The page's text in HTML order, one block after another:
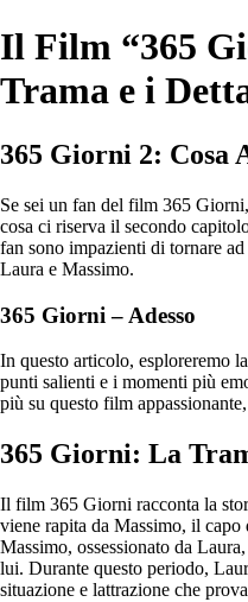
Il Film “365
Trama e i
365 Giorni 2: Cosa
Se sei un fan del film 365
cosa ci riserva il secondo
fan sono impazienti di tornare
Laura e Massimo.
365 Giorni – Adesso
In questo articolo, esploreremo
punti salienti e i momenti più
più su questo film
365 Giorni: La
Il film 365 Giorni racconta la
viene rapita da Massimo, il
Massimo, ossessionato da
lui. Durante questo periodo,
situazione e lattrazione che